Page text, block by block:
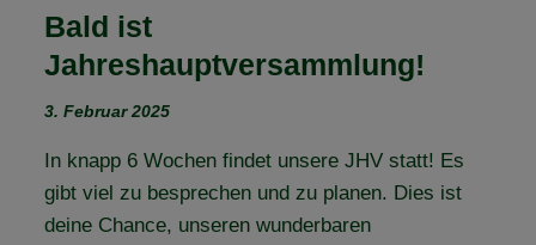
Bald ist
Jahreshauptversammlung!
3. Februar 2025
In knapp 6 Wochen findet unsere JHV statt! Es
gibt viel zu besprechen und zu planen. Dies ist
deine Chance, unseren wunderbaren